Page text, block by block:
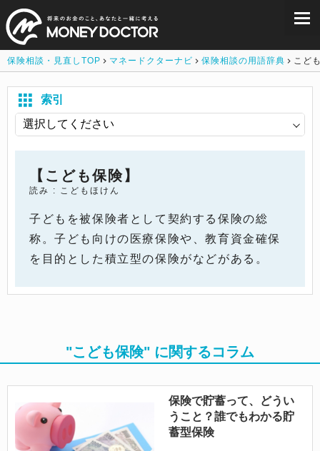
保険相談・見直しTOP マネードクターナビ 保険相談の用語辞典 こど
索引
【こども保険】
読み : こどもほけん
子どもを被保険者として契約する保険の総
称。子ども向けの医療保険や、教育資金確保
を目的とした積立型の保険がなどがある。
"こども保険" に関するコラム
保険で貯蓄って、どうい
うこと？誰でもわかる貯
蓄型保険